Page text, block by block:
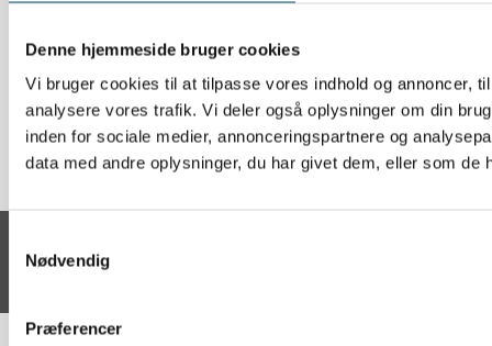
Denne hjemmeside bruger cookies
Vi bruger cookies til at tilpasse vores indhold og annoncer,
analysere vores trafik. Vi deler også oplysninger om din
inden for sociale medier, annonceringspartnere og
data med andre oplysninger, du har givet dem, eller som de
Nødvendig
Præferencer
14 dages prøveperiode!
Adgang til nyhedsbreve og vidensbank
Spar 20 %
Bliv medlem!